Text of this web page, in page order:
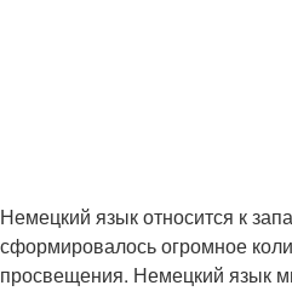
Немецкий язык относится к
сформировалось огромное
просвещения. Немецкий язык